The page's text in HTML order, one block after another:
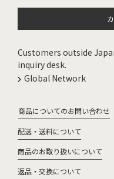
Customers outside
inquiry desk.
Global Network
商品についてのお問い合わせ
配送・送料について
商品のお取り扱いについて
返品・交換について